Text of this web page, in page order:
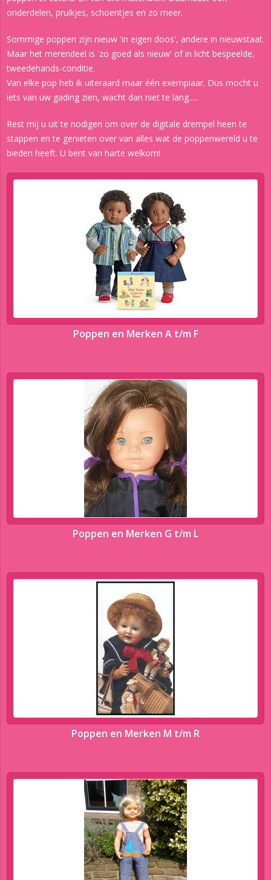
onderdelen, pruikjes, schoentjes en zo meer.
Sommige poppen zijn nieuw 'in eigen doos', andere in nieuwstaat.
Maar het merendeel is 'zo goed als nieuw' of in licht bespeelde,
tweedehands-conditie.
Van elke pop heb ik uiteraard maar één exemplaar. Dus mocht u
iets van uw gading zien, wacht dan niet te lang.....
Rest mij u uit te nodigen om over de digitale drempel heen te
stappen en te genieten over van alles wat de poppenwereld u te
bieden heeft. U bent van harte welkom!
Poppen en Merken A t/m F
Poppen en Merken G t/m L
Poppen en Merken M t/m R